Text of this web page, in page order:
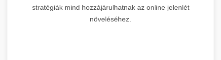
stratégiák mind hozzájárulhatnak az online jelenlét
növeléséhez.